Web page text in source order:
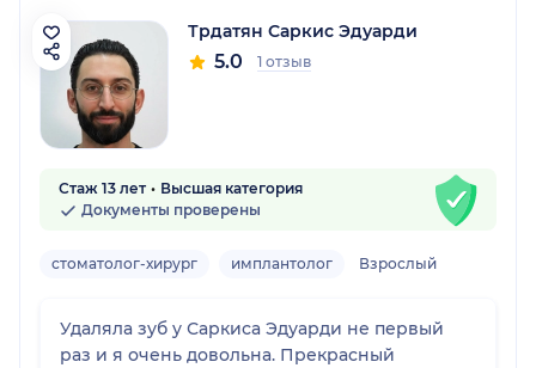
Трдатян Саркис Эдуарди
5.0 1 отзыв
Стаж 13 лет
Высшая категория
Документы проверены
стоматолог-хирург имплантолог Взрослый
Удаляла зуб у Саркиса Эдуарди не первый
раз и я очень довольна. Прекрасный